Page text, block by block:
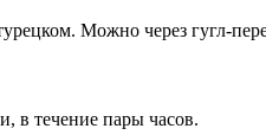
Можно через гугл-
в течение пары часов.